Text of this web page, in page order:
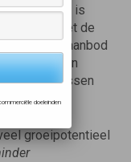
Unie – is
speelt met de
aanbod
tussen
groeipotentieel
doeleinden